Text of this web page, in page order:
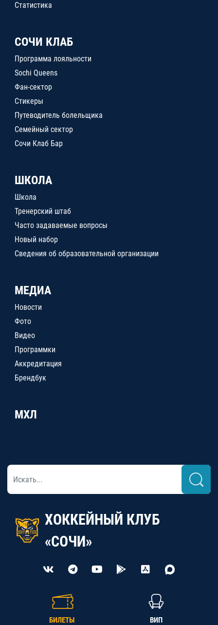
Статистика
СОЧИ КЛАБ
Программа лояльности
Sochi Queens
Фан-сектор
Стикеры
Путеводитель болельщика
Семейный сектор
Сочи Клаб Бар
ШКОЛА
Школа
Тренерский штаб
Часто задаваемые вопросы
Новый набор
Сведения об образовательной организации
МЕДИА
Новости
Фото
Видео
Программки
Аккредитация
Брендбук
МХЛ
ХОККЕЙНЫЙ КЛУБ
«СОЧИ»
БИЛЕТЫ ВИП